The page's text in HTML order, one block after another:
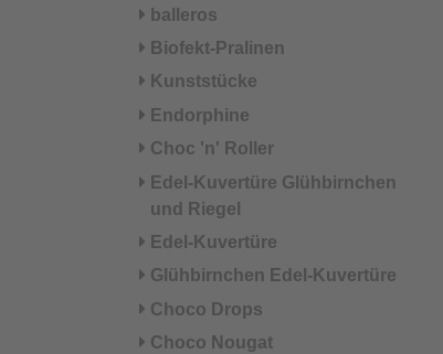
balleros
Biofekt-Pralinen
Kunststücke
Endorphine
Choc 'n' Roller
Edel-Kuvertüre Glühbirnchen
und Riegel
Edel-Kuvertüre
Glühbirnchen Edel-Kuvertüre
Choco Drops
Choco Nougat